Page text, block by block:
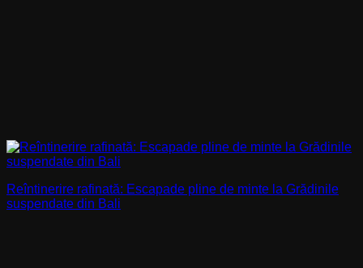
Reîntinerire rafinată: Escapade pline de minte la Grădinile
suspendate din Bali